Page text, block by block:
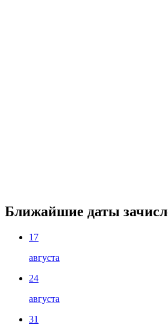
Ближайшие даты
17
августа
24
августа
31